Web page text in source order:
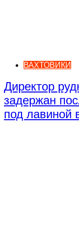
ВАХТОВИКИ
Директор
задержан
под лавиной